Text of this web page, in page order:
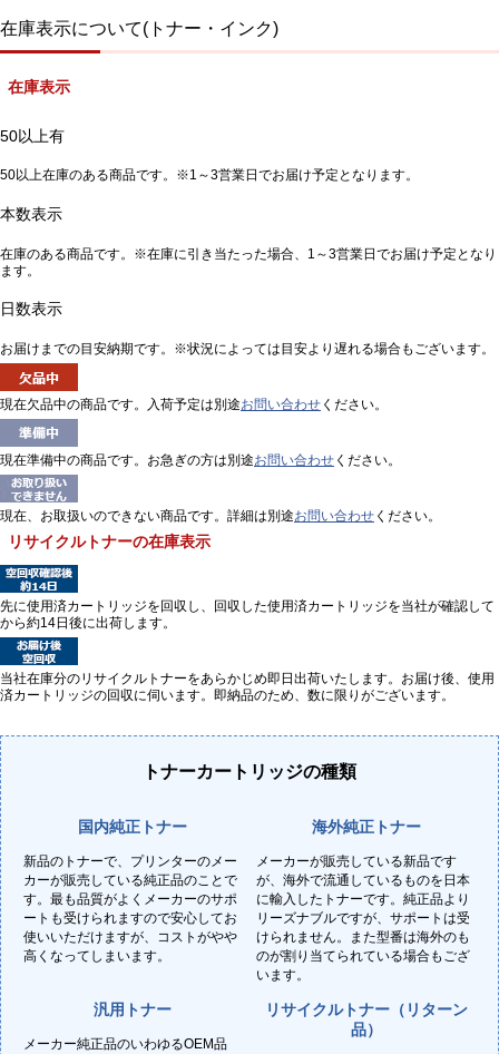
在庫表示について(トナー・インク)
在庫表示
50以上有
50以上在庫のある商品です。※1～3営業日でお届け予定となります。
本数表示
在庫のある商品です。※在庫に引き当たった場合、1～3営業日でお届け予定となり
ます。
日数表示
お届けまでの目安納期です。※状況によっては目安より遅れる場合もございます。
現在欠品中の商品です。入荷予定は別途お問い合わせ ください。
現在準備中の商品です。お急ぎの方は別途お問い合わせ ください。
現在、お取扱いのできない商品です。詳細は別途お問い合わせ ください。
リサイクルトナーの在庫表示
先に使用済カートリッジを回収し、回収した使用済カートリッジを当社が確認して
から約14日後に出荷します。
当社在庫分のリサイクルトナーをあらかじめ即日出荷いたします。お届け後、使用
済カートリッジの回収に伺います。即納品のため、数に限りがございます。
トナーカートリッジの種類
国内純正トナー
新品のトナーで、プリンターのメー
カーが販売している純正品のことで
す。最も品質がよくメーカーのサポ
ートも受けられますので安心してお
使いいただけますが、コストがやや
高くなってしまいます。
海外純正トナー
メーカーが販売している新品です
が、海外で流通しているものを日本
に輸入したトナーです。純正品より
リーズナブルですが、サポートは受
けられません。また型番は海外のも
のが割り当てられている場合もござ
います。
汎用トナー
メーカー純正品のいわゆるOEM品
リサイクルトナー（リターン
品）